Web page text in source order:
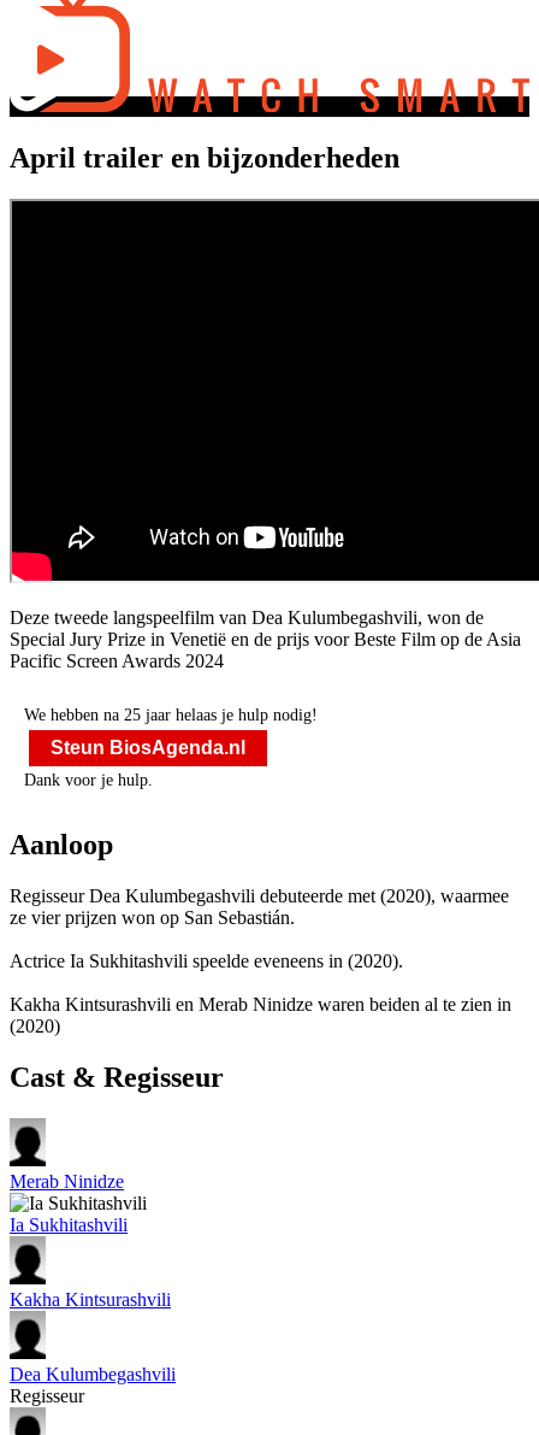
April trailer en bijzonderheden
Deze tweede langspeelfilm van Dea Kulumbegashvili, won de
Special Jury Prize in Venetië en de prijs voor Beste Film op de Asia
Pacific Screen Awards 2024
We hebben na 25 jaar helaas je hulp nodig!
Steun BiosAgenda.nl
Dank voor je hulp.
Aanloop
Regisseur Dea Kulumbegashvili debuteerde met (2020), waarmee
ze vier prijzen won op San Sebastián.
Actrice Ia Sukhitashvili speelde eveneens in (2020).
Kakha Kintsurashvili en Merab Ninidze waren beiden al te zien in
(2020)
Cast & Regisseur
Merab Ninidze
Ia Sukhitashvili
Kakha Kintsurashvili
Dea Kulumbegashvili
Regisseur